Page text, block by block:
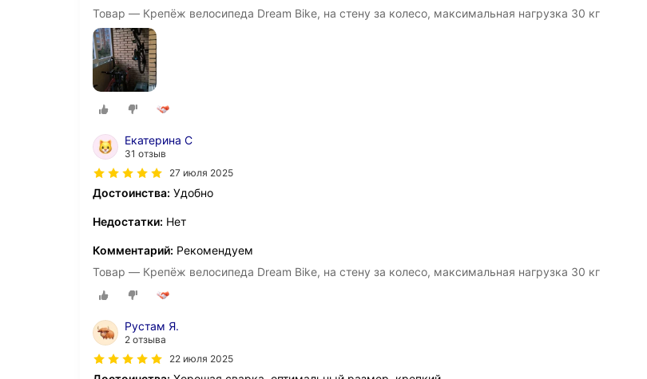
Товар — Крепёж велосипеда Dream Bike, на стену за колесо, мaксимальная нагрузка 30 кг
Екатерина С
31 отзыв
27 июля 2025
Достоинства: Удобно
Недостатки: Нет
Комментарий: Рекомендуем
Товар — Крепёж велосипеда Dream Bike, на стену за колесо, мaксимальная нагрузка 30 кг
Рустам Я.
2 отзыва
22 июля 2025